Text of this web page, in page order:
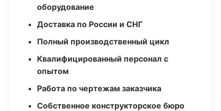
оборудование
Доставка по России и СНГ
Полный производственный цикл
Квалифицированный персонал с
опытом
Работа по чертежам заказчика
Собственное конструкторское бюро